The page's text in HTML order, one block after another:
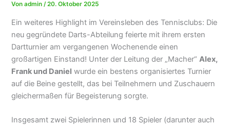
Vonadmin/20. Oktober 2025
Ein weiteres Highlight im Vereinsleben des Tennisclubs: Die
neu gegründete Darts-Abteilung feierte mit ihrem ersten
Dartturnier am vergangenen Wochenende einen
großartigen Einstand! Unter der Leitung der „Macher“Alex,
Frank und Daniel wurde ein bestens organisiertes Turnier
auf die Beine gestellt, das bei Teilnehmern und Zuschauern
gleichermaßen für Begeisterung sorgte.
Insgesamt zwei Spielerinnen und 18 Spieler (darunter auch